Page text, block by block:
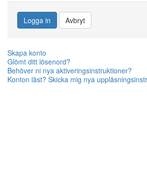
Logga in Avbryt
Skapa konto
Glömt ditt lösenord?
Behöver ni nya aktiveringsinstruktioner?
Konton låst? Skicka mig nya